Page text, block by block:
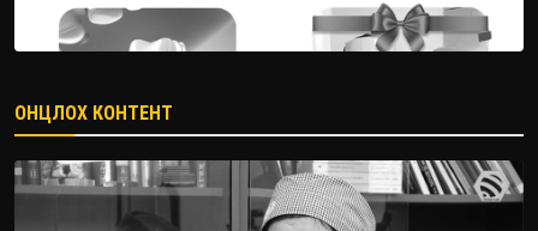
ОНЦЛОХ КОНТЕНТ